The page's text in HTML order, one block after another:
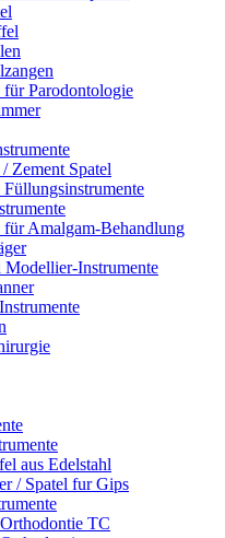
für Parodontologie
Zement Spatel
für Amalgam-Behandlung
Modellier-Instrumente
aus Edelstahl
/ Spatel fur Gips
TC